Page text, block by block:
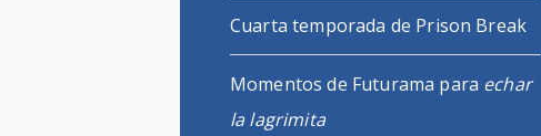
Cuarta temporada de Prison Break
Momentos de Futurama para echar
la lagrimita